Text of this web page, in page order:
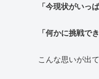
「今現状がいっ
「何かに挑戦で
こんな思いが出